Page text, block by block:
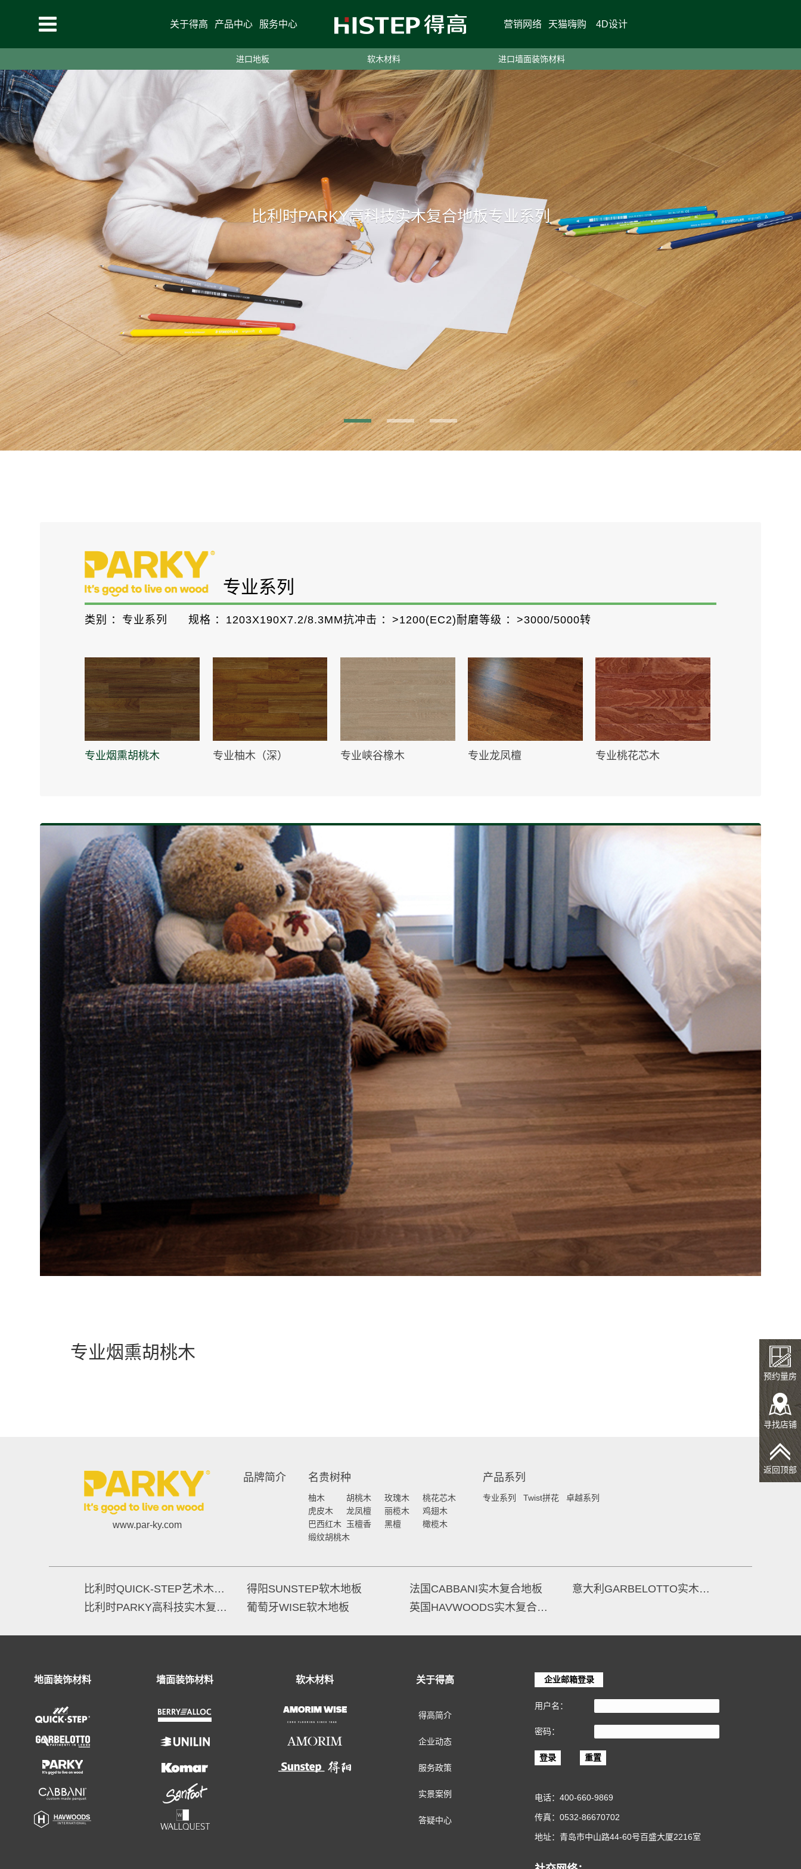
关于得高 产品中心 服务中心 营销网络 天猫嗨购 4D设计
进口地板 软木材料 进口墙面装饰材料
比利时PARKY高科技实木复合地板专业系列
专业系列
类别 ： 专业系列 规格 ： 1203X190X7.2/8.3MM抗冲击 ： >1200(EC2)耐磨等级 ： >3000/5000转
专业烟熏胡桃木 专业柚木（深） 专业峡谷橡木 专业龙凤檀 专业桃花芯木
专业曼哈顿橡木 专业拉绒古典橡木 专业柚木 专业欧洲橡木
专业烟熏胡桃木
www.par-ky.com
品牌简介 名贵树种
柚木 胡桃木 玫瑰木
桃花芯木
虎皮木
龙凤檀 丽榄木
鸡翅木
巴西红木
玉檀香 黑檀
橄榄木
缎纹胡桃木
产品系列
专业系列 Twist拼花 卓越系列
比利时QUICK-STEP艺术木地板 得阳SUNSTEP软木地板 法国CABBANI实木复合地板
意大利GARBELOTTO实木复合地板
比利时PARKY高科技实木复合地板
葡萄牙WISE软木地板 英国HAVWOODS实木复合地板
地面装饰材料 墙面装饰材料 软木材料 关于得高
得高简介
企业动态
服务政策
实景案例
答疑中心
企业邮箱登录
用户名：
密码：
登录
电话： 400-660-9869
传真：0532-86670702
地址：青岛市中山路44-60号百盛大厦2216室
预约量房
寻找店铺
返回顶部